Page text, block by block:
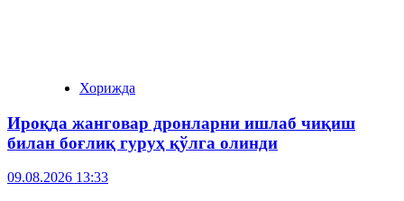
Хорижда
Ироқда жанговар дронларни ишлаб чиқиш
билан боғлиқ гуруҳ қўлга олинди
09.08.2026 13:33